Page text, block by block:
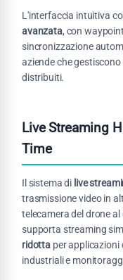
L'interfaccia intuitiva
avanzata, con
sincronizzazione
aziende che
distribuiti.
Live Streaming
Time
Il sistema di live
trasmissione video in
telecamera del drone
supporta streaming
ridotta per applicazioni
industriali e